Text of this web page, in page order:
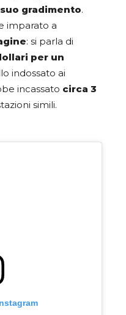
gradimento.
imparato a
: si parla di
per un
indossato ai
incassato circa 3
simili.